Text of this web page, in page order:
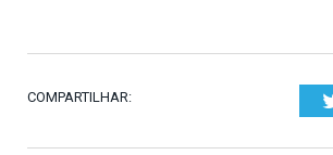
COMPARTILHAR: